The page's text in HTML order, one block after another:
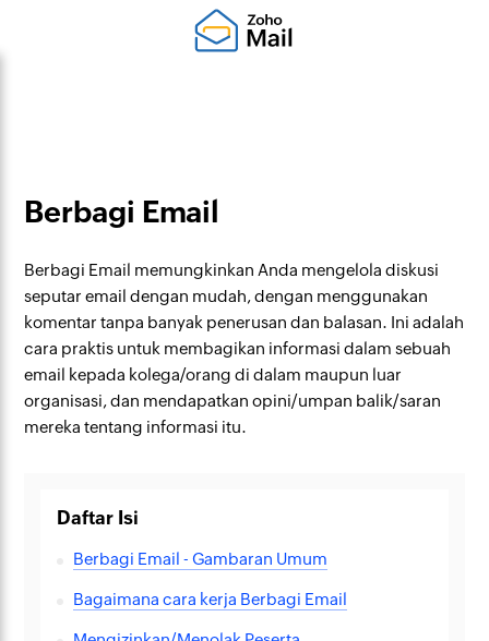
Berbagi Email
Berbagi Email memungkinkan Anda mengelola diskusi
seputar email dengan mudah, dengan menggunakan
komentar tanpa banyak penerusan dan balasan. Ini adalah
cara praktis untuk membagikan informasi dalam sebuah
email kepada kolega/orang di dalam maupun luar
organisasi, dan mendapatkan opini/umpan balik/saran
mereka tentang informasi itu.
Daftar Isi
Berbagi Email - Gambaran Umum
Bagaimana cara kerja Berbagi Email